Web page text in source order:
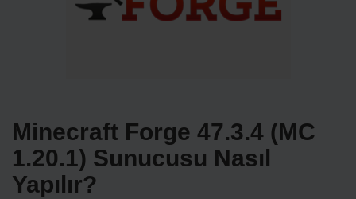
Minecraft Forge 47.3.4 (MC
1.20.1) Sunucusu Nasıl
Yapılır?